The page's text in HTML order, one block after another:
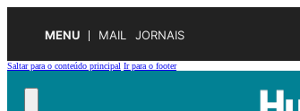
MENU MAIL JORNAIS
Saltar para o conteúdo principal Ir para o footer